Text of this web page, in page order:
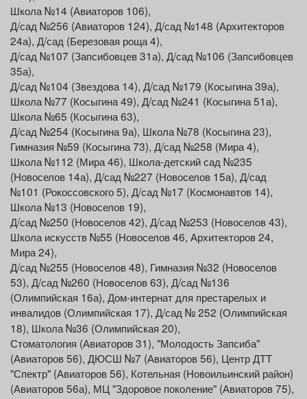
Школа №14 (Авиаторов 106),
Д/сад №256 (Авиаторов 124), Д/сад №148 (Архитекторов
24а), Д/сад (Березовая роща 4),
Д/сад №107 (Запсибовцев 31а), Д/сад №106 (Запсибовцев
35а),
Д/сад №104 (Звездова 14), Д/сад №179 (Косыгина 39а),
Школа №77 (Косыгина 49), Д/сад №241 (Косыгина 51а),
Школа №65 (Косыгина 63),
Д/сад №254 (Косыгина 9а), Школа №78 (Косыгина 23),
Гимназия №59 (Косыгина 73), Д/сад №258 (Мира 4),
Школа №112 (Мира 46), Школа-детский сад №235
(Новоселов 14а), Д/сад №227 (Новоселов 15а), Д/сад
№101 (Рокоссовского 5), Д/сад №17 (Космонавтов 14),
Школа №13 (Новоселов 19),
Д/сад №250 (Новоселов 42), Д/сад №253 (Новоселов 43),
Школа искусств №55 (Новоселов 46, Архитекторов 24,
Мира 24),
Д/сад №255 (Новоселов 48), Гимназия №32 (Новоселов
53), Д/сад №260 (Новоселов 63), Д/сад №136
(Олимпийская 16а), Дом-интернат для престарелых и
инвалидов (Олимпийская 17), Д/сад № 252 (Олимпийская
18), Школа №36 (Олимпийская 20),
Стоматология (Авиаторов 31), "Молодость Запсиба"
(Авиаторов 56), ДЮСШ №7 (Авиаторов 56), Центр ДТТ
"Спектр" (Авиаторов 56), Котельная (Новоильинский район)
(Авиаторов 56а), МЦ "Здоровое поколение" (Авиаторов 75),